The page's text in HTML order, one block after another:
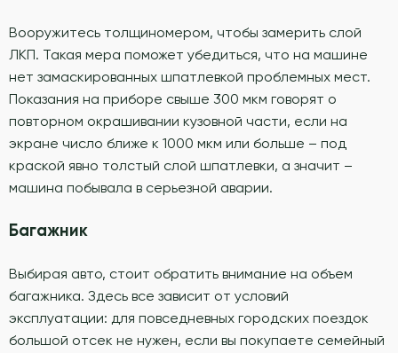
Вооружитесь толщиномером, чтобы замерить слой
ЛКП. Такая мера поможет убедиться, что на машине
нет замаскированных шпатлевкой проблемных мест.
Показания на приборе свыше 300 мкм говорят о
повторном окрашивании кузовной части, если на
экране число ближе к 1000 мкм или больше – под
краской явно толстый слой шпатлевки, а значит –
машина побывала в серьезной аварии.
Багажник
Выбирая авто, стоит обратить внимание на объем
багажника. Здесь все зависит от условий
эксплуатации: для повседневных городских поездок
большой отсек не нужен, если вы покупаете семейный